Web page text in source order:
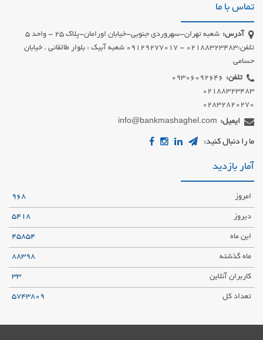
تماس با ما
آدرس:
شعبه تهران-سهروردی جنوبی-خیابان اورامان-پلاک 25 - واحد 5
تلفن:02188323483 - 09129277017 شعبه آبیک : بلوار طالقانی . خیابان
حسامی
تلفن:
02832820270
ایمیل: info@bankmashaghel.com
ما را دنبال کنید:
آمار بازدید
امروز 968
دیروز 5418
این ماه 45854
ماه گذشته 88398
کاربران آنلاین 33
تعداد کل 5743809